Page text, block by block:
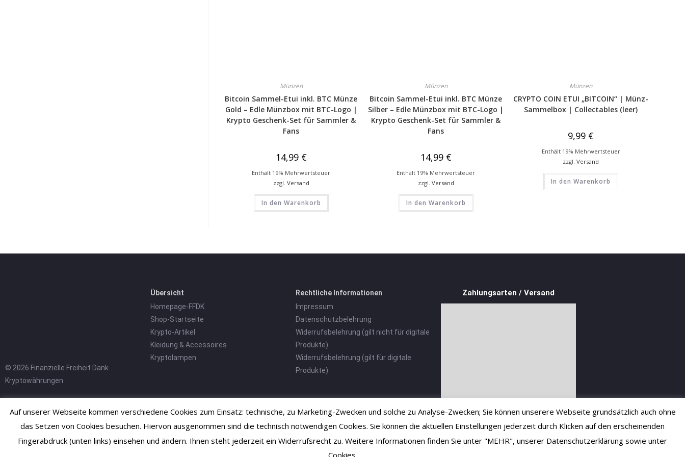
Münzen
Bitcoin Sammel-Etui inkl. BTC Münze
Gold – Edle Münzbox mit BTC-Logo |
Krypto Geschenk-Set für Sammler &
Fans
14,99 €
Enthält 19% Mehrwertsteuer
zzgl. Versand
In den Warenkorb
Münzen
Bitcoin Sammel-Etui inkl. BTC Münze
Silber – Edle Münzbox mit BTC-Logo |
Krypto Geschenk-Set für Sammler &
Fans
14,99 €
Enthält 19% Mehrwertsteuer
zzgl. Versand
In den Warenkorb
Münzen
CRYPTO COIN ETUI „BITCOIN“ | Münz-
Sammelbox | Collectables (leer)
9,99 €
Enthält 19% Mehrwertsteuer
zzgl.Versand
In den Warenkorb
© 2026 Finanzielle Freiheit Dank
Kryptowährungen
Übersicht
Homepage-FFDK
Shop-Startseite
Krypto-Artikel
Kleidung & Accessoires
Kryptolampen
Rechtliche Informationen
Impressum
Datenschutzbelehrung
Widerrufsbelehrung (gilt nicht für digitale
Produkte)
Widerrufsbelehrung (gilt für digitale
Produkte)
Zahlungsarten / Versand
Auf unserer Webseite kommen verschiedene Cookies zum Einsatz: technische, zu Marketing-Zwecken und solche zu Analyse-Zwecken; Sie können unserere Webseite grundsätzlich auch ohne
das Setzen von Cookies besuchen. Hiervon ausgenommen sind die technisch notwendigen Cookies. Sie können die aktuellen Einstellungen jederzeit durch Klicken auf den erscheinenden
Fingerabdruck (unten links) einsehen und ändern. Ihnen steht jederzeit ein Widerrufsrecht zu. Weitere Informationen finden Sie unter "MEHR", unserer Datenschutzerklärung sowie unter
Cookies.